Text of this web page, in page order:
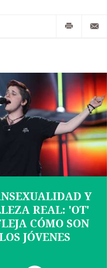
Y
REAL: 'OT'
CÓMO SON
JÓVENES